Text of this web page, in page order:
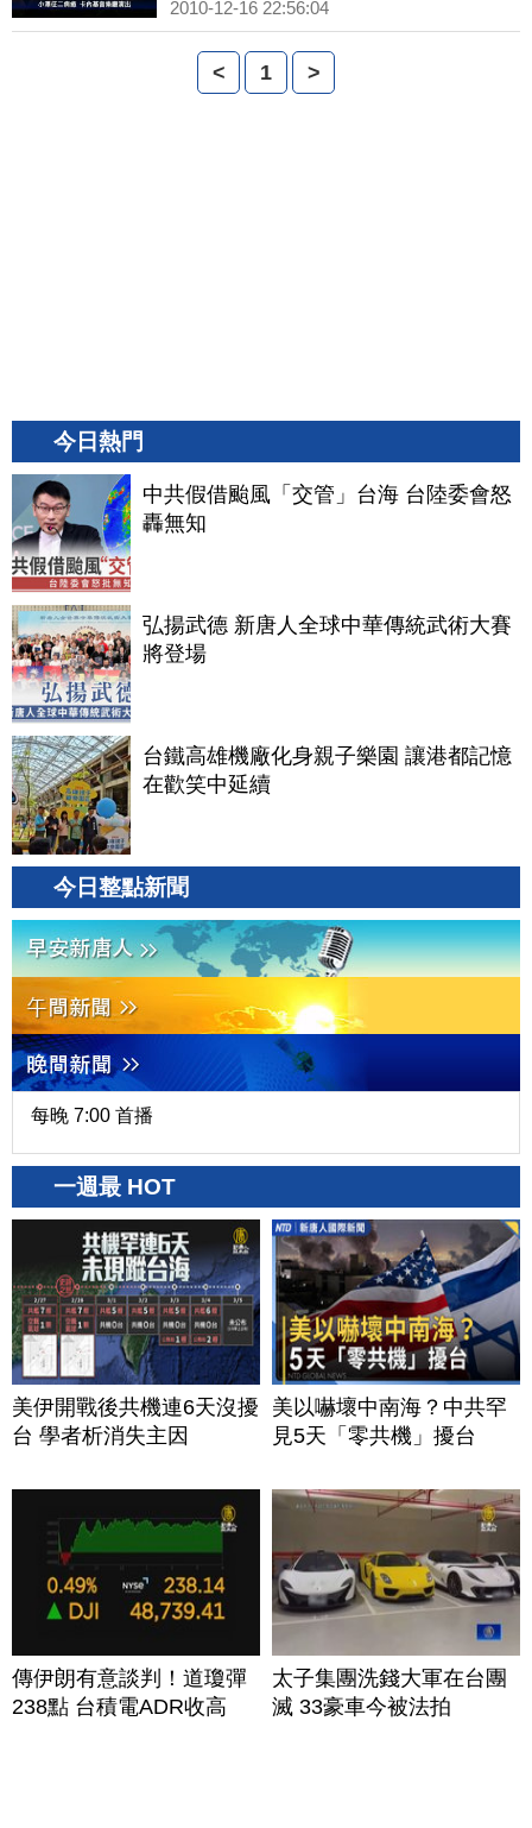
2010-12-16 22:56:04
< 1 >
今日熱門
中共假借颱風「交管」台海 台陸委會怒
轟無知
弘揚武德 新唐人全球中華傳統武術大賽
將登場
台鐵高雄機廠化身親子樂園 讓港都記憶
在歡笑中延續
今日整點新聞
每晚 7:00 首播
一週最 HOT
美伊開戰後共機連6天沒擾
台 學者析消失主因
美以嚇壞中南海？中共罕
見5天「零共機」擾台
傳伊朗有意談判！道瓊彈
238點 台積電ADR收高
太子集團洗錢大軍在台團
滅 33豪車今被法拍